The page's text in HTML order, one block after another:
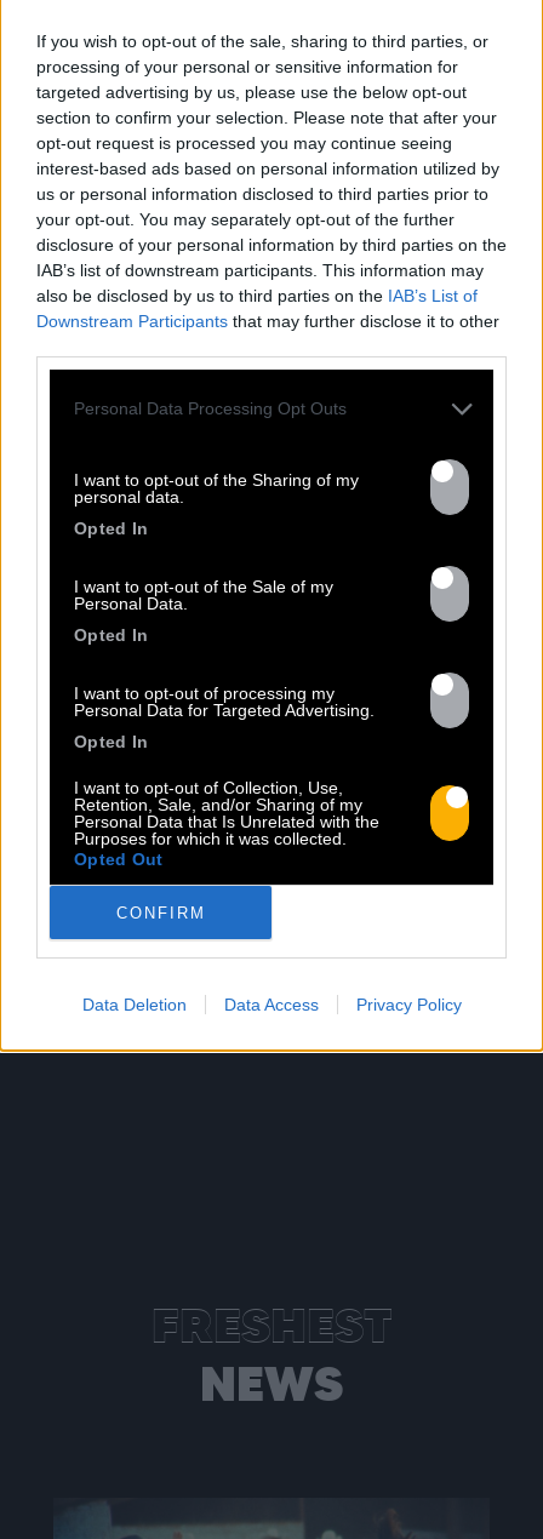
If you wish to opt-out of the sale, sharing to third parties, or
processing of your personal or sensitive information for
targeted advertising by us, please use the below opt-out
section to confirm your selection. Please note that after your
opt-out request is processed you may continue seeing
interest-based ads based on personal information utilized by
us or personal information disclosed to third parties prior to
your opt-out. You may separately opt-out of the further
disclosure of your personal information by third parties on the
IAB’s list of downstream participants. This information may
also be disclosed by us to third parties on the IAB’s List of
Downstream Participants that may further disclose it to other
Personal Data Processing Opt Outs
I want to opt-out of the Sharing of my
personal data.
Opted In
I want to opt-out of the Sale of my
Personal Data.
Opted In
I want to opt-out of processing my
Personal Data for Targeted Advertising.
Opted In
I want to opt-out of Collection, Use,
Retention, Sale, and/or Sharing of my
Personal Data that Is Unrelated with the
Purposes for which it was collected.
Opted Out
CONFIRM
Data Deletion Data Access Privacy Policy
et logiciels de calendrier.
– Bonne compréhension des aspects juridiques et
contractuels.
– Maîtrise de l’anglais.
Compétences relationnelles
– Sens aigu du relationnel et de la diplomatie.
– Capacité à établir et entretenir un réseau
professionnel solide.
– Très bonne communication écrite et orale.
– Faculté de travailler en équipe
l’entreprise
7 weeks of vacation per year
CDI – Salaire selon expérience
Bordeaux (33), Les Montils (41), Guiclan (29)
CV à envoyer àfanny@bacomusic.fr
Date limite des candidatures 12/01
L’offre est consultableat this link.
FRESHEST
NEWS